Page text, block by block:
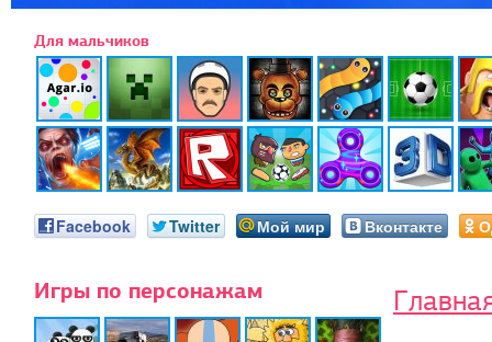
Для мальчиков
Facebook Twitter Мой мир Вконтакте
Игры по персонажам